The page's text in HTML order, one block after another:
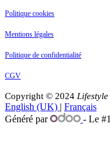
Politique cookies
Mentions légales
Politique de confidentialité
CGV
Copyright © 2024 Lifestyle
English (UK) | Français
Généré par
- Le #1